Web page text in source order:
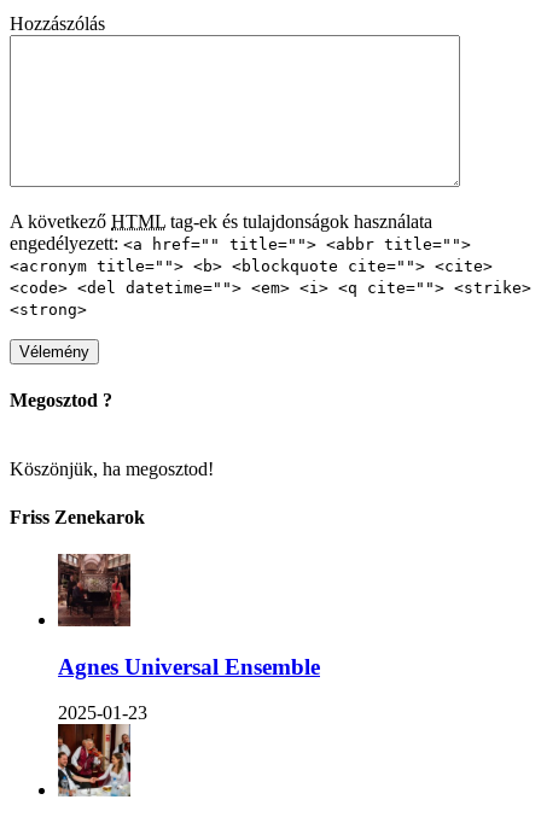
Hozzászólás
A következő HTML tag-ek és tulajdonságok használata
engedélyezett: <a href="" title=""> <abbr title="">
<acronym title=""> <b> <blockquote cite=""> <cite>
<code> <del datetime=""> <em> <i> <q cite=""> <strike>
<strong>
Megosztod ?
Köszönjük, ha megosztod!
Friss Zenekarok
Agnes Universal Ensemble
2025-01-23